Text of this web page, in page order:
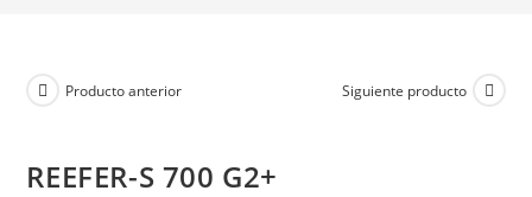
Producto anterior Siguiente producto
REEFER-S 700 G2+